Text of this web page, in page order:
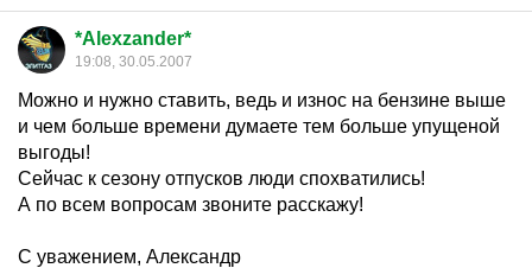
*Alexzander*
19:08, 30.05.2007
Можно и нужно ставить, ведь и износ на бензине выше
и чем больше времени думаете тем больше упущеной
выгоды!
Сейчас к сезону отпусков люди спохватились!
А по всем вопросам звоните расскажу!
С уважением, Александр